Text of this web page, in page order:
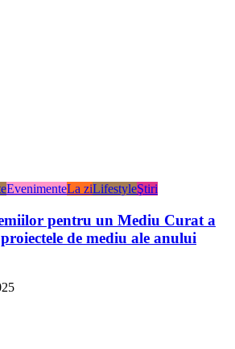
EvenimenteLa ziLifestyleŞtiri
pentru un Mediu Curat a
de mediu ale anului